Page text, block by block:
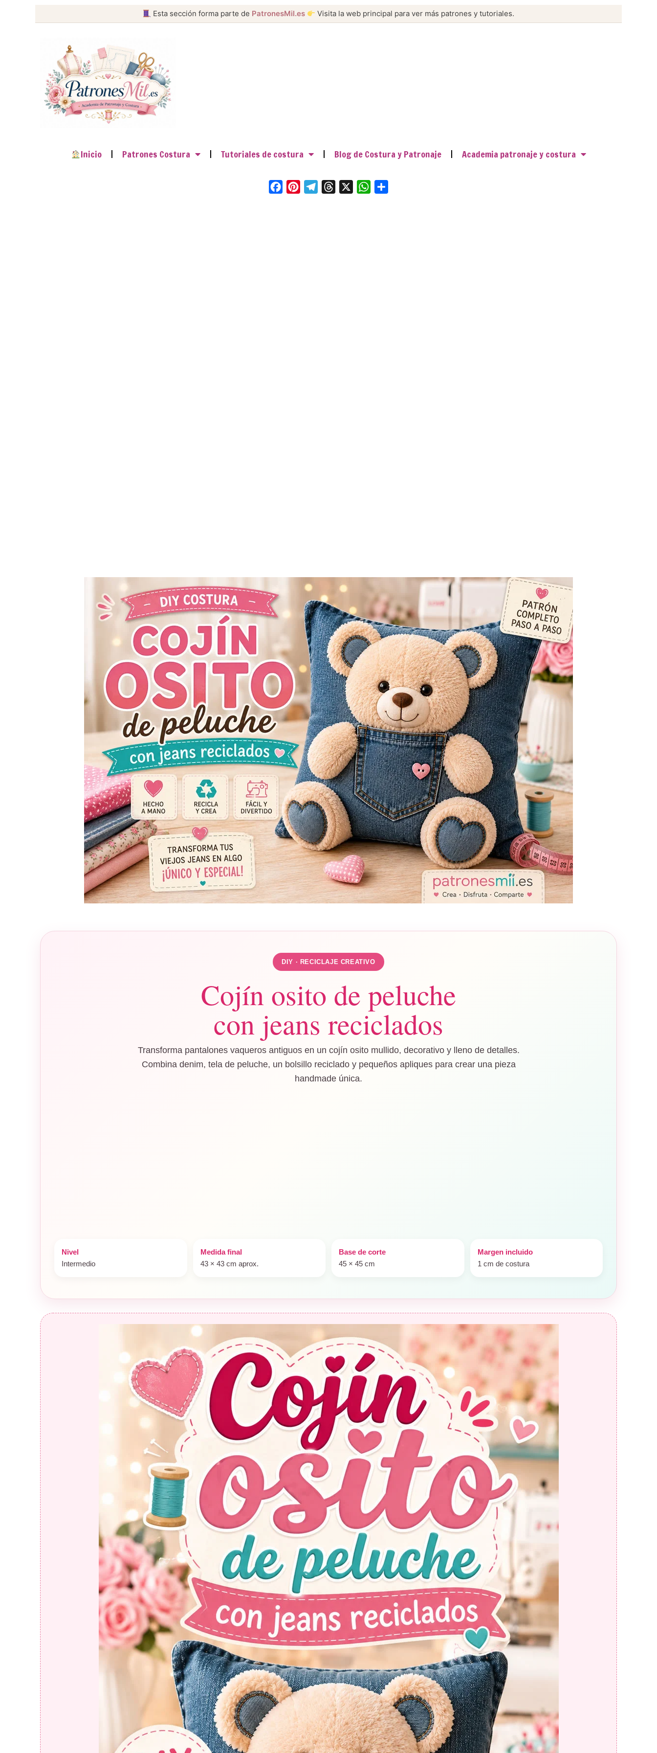
Esta sección forma parte de PatronesMil.es Visita la web principal para ver más patrones y tutoriales.
Inicio Patrones Costura Tutoriales de costura Blog de Costura y Patronaje Academia patronaje y costura
FacebookPinterestTelegramThreads WhatsApp
DIY · RECICLAJE CREATIVO
Cojín osito de peluche
con jeans reciclados
Transforma pantalones vaqueros antiguos en un cojín osito mullido, decorativo y lleno de detalles.
Combina denim, tela de peluche, un bolsillo reciclado y pequeños apliques para crear una pieza
handmade única.
Nivel
Intermedio
Medida final
43 × 43 cm aprox.
Base de corte
45 × 45 cm
Margen incluido
1 cm de costura